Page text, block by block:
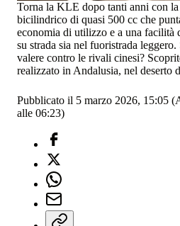
Torna la KLE dopo tanti anni con la
bicilindrico di quasi 500 cc che
economia di utilizzo e a una facilità
su strada sia nel fuoristrada
valere contro le rivali cinesi?
realizzato in Andalusia, nel deserto
Pubblicato il 5 marzo 2026, 15:05
alle 06:23)